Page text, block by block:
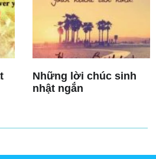
Những lời chúc sinh
nhật ngắn